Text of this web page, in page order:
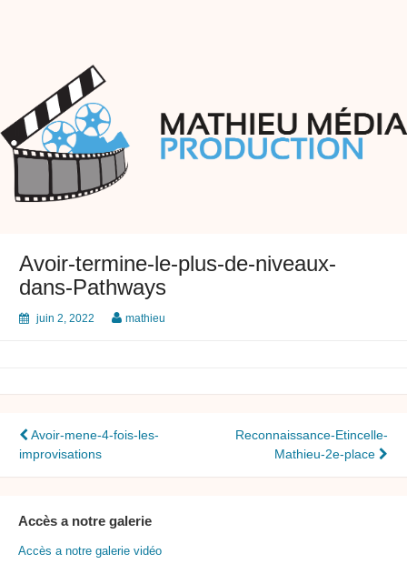
Mathieu Média Production
Transferts et Montage Vidéo
Avoir-termine-le-plus-de-niveaux-
dans-Pathways
juin 2, 2022 mathieu
Navigation
de
Avoir-mene-4-fois-les-
improvisations
Reconnaissance-Etincelle-
Mathieu-2e-place
Accès a notre galerie
Accès a notre galerie vidéo